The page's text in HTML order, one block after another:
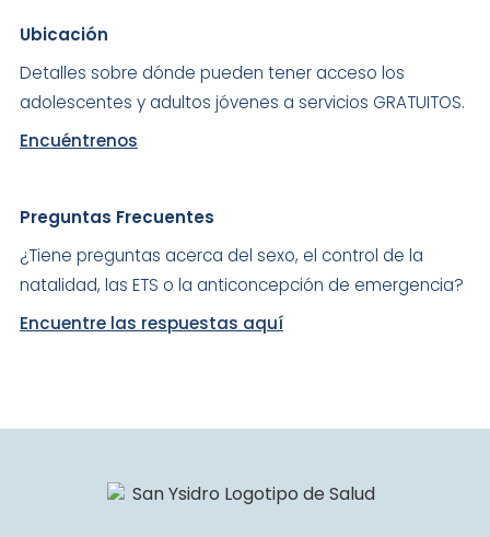
Ubicación
Detalles sobre dónde pueden tener acceso los
adolescentes y adultos jóvenes a servicios GRATUITOS.
Encuéntrenos
Preguntas Frecuentes
¿Tiene preguntas acerca del sexo, el control de la
natalidad, las ETS o la anticoncepción de emergencia?
Encuentre las respuestas aquí